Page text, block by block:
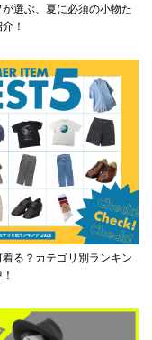
が選ぶ、夏に必須の小物た
！
着る？カテゴリ別ランキン